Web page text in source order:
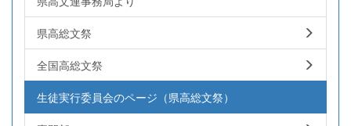
県高総文祭
全国高総文祭
生徒実行委員会のページ（県高総文祭）